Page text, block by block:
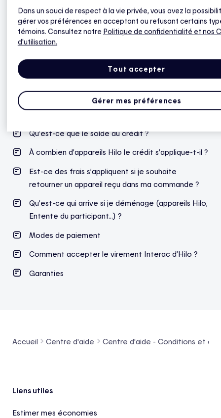
Ventes et remboursements
admissible à Hilo ?
Retours et échanges
Qu’est-ce que le solde au crédit ?
À combien d’appareils Hilo le crédit s’applique-t-il ?
Est-ce des frais s’appliquent si je souhaite
retourner un appareil reçu dans ma commande ?
Qu’est-ce qui arrive si je déménage (appareils Hilo,
Entente du participant…) ?
Modes de paiement
Comment accepter le virement Interac d’Hilo ?
Garanties
Accueil Centre d'aide Centre d'aide - Conditions et
Pied de page
Liens utiles
Estimer mes économies
Dans un souci de respect à la vie privée, vous avez la
gérer vos préférences en acceptant ou refusant certains
témoins. Consultez notre Politique de confidentialité et nos
d'utilisation.
Tout accepter
Gérer mes préférences